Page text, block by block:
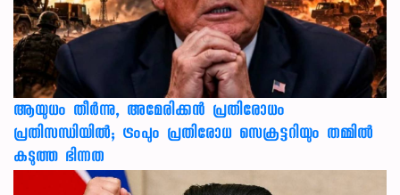
ആയുധം തീർന്നു, അമേരിക്കൻ പ്രതിരോധം
പ്രതിസന്ധിയിൽ; ട്രംപും പ്രതിരോധ സെക്രട്ടറിയും തമ്മിൽ
കടുത്ത ഭിന്നത